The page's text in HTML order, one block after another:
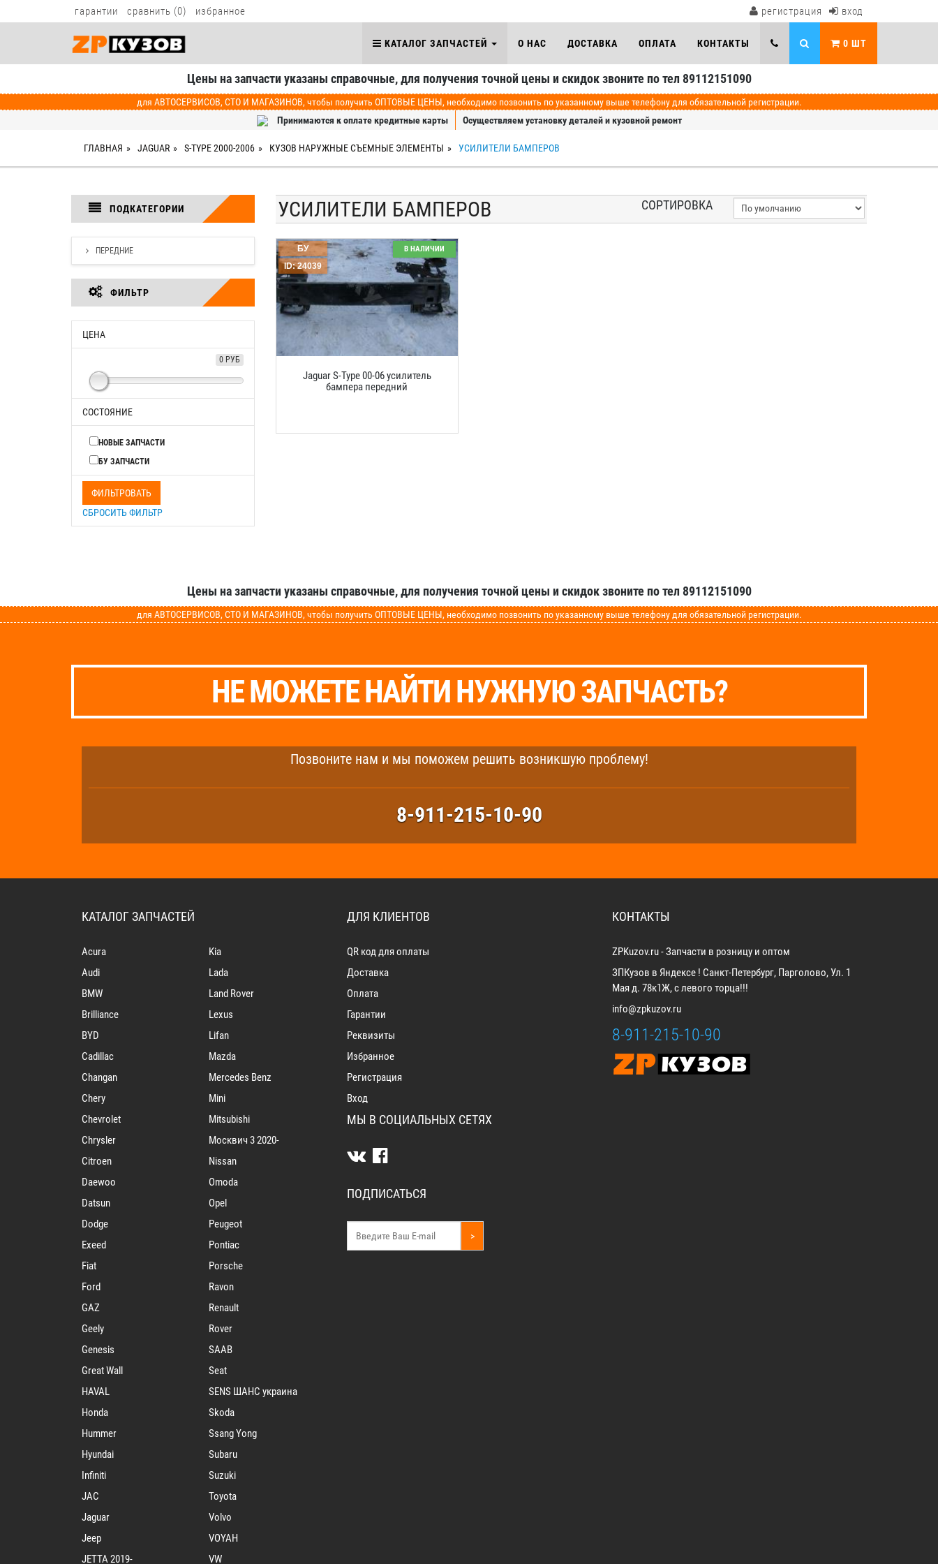
гарантии сравнить (0) избранное регистрация вход
КАТАЛОГ ЗАПЧАСТЕЙ О НАС ДОСТАВКА ОПЛАТА КОНТАКТЫ 0 ШТ
Цены на запчасти указаны справочные, для получения точной цены и скидок звоните по тел 89112151090
для АВТОСЕРВИСОВ, СТО И МАГАЗИНОВ, чтобы получить ОПТОВЫЕ ЦЕНЫ, необходимо позвонить по указанному выше телефону для обязательной регистрации.
Принимаются к оплате кредитные карты
Осуществляем установку деталей и кузовной ремонт
ГЛАВНАЯ JAGUAR S-TYPE 2000-2006 КУЗОВ НАРУЖНЫЕ СЪЕМНЫЕ ЭЛЕМЕНТЫ УСИЛИТЕЛИ БАМПЕРОВ
ПОДКАТЕГОРИИ
ПЕРЕДНИЕ
ФИЛЬТР
ЦЕНА
0 РУБ
СОСТОЯНИЕ
НОВЫЕ ЗАПЧАСТИ
БУ ЗАПЧАСТИ
ФИЛЬТРОВАТЬ
СБРОСИТЬ ФИЛЬТР
УСИЛИТЕЛИ БАМПЕРОВ СОРТИРОВКА
Jaguar S-Type 00-06 усилитель
бампера передний
ID: 24039
БУ В НАЛИЧИИ
Цены на запчасти указаны справочные, для получения точной цены и скидок звоните по тел 89112151090
для АВТОСЕРВИСОВ, СТО И МАГАЗИНОВ, чтобы получить ОПТОВЫЕ ЦЕНЫ, необходимо позвонить по указанному выше телефону для обязательной регистрации.
НЕ МОЖЕТЕ НАЙТИ НУЖНУЮ ЗАПЧАСТЬ?
Позвоните нам и мы поможем решить возникшую проблему!
8-911-215-10-90
КАТАЛОГ ЗАПЧАСТЕЙ
Acura
Audi
BMW
Brilliance
BYD
Cadillac
Changan
Chery
Chevrolet
Chrysler
Citroen
Daewoo
Datsun
Dodge
Exeed
Fiat
Ford
GAZ
Geely
Genesis
Great Wall
HAVAL
Honda
Hummer
Hyundai
Infiniti
JAC
Jaguar
Jeep
JETTA 2019-
Kia
Lada
Land Rover
Lexus
Lifan
Mazda
Mercedes Benz
Mini
Mitsubishi
Mосквич 3 2020-
Nissan
Omoda
Opel
Peugeot
Pontiac
Porsche
Ravon
Renault
Rover
SAAB
Seat
SENS ШАНС украина
Skoda
Ssang Yong
Subaru
Suzuki
Toyota
Volvo
VOYAH
VW
ДЛЯ КЛИЕНТОВ
QR код для оплаты
Доставка
Оплата
Гарантии
Реквизиты
Избранное
Регистрация
Вход
МЫ В СОЦИАЛЬНЫХ СЕТЯХ
ПОДПИСАТЬСЯ
>
КОНТАКТЫ
ZPKuzov.ru - Запчасти в розницу и оптом
ЗПКузов в Яндексе ! Санкт-Петербург, Парголово, Ул. 1
Мая д. 78к1Ж, с левого торца!!!
info@zpkuzov.ru
8-911-215-10-90